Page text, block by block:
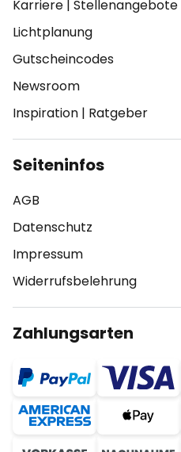
Karriere | Stellenangebote
Lichtplanung
Gutscheincodes
Newsroom
Inspiration | Ratgeber
Seiteninfos
AGB
Datenschutz
Impressum
Widerrufsbelehrung
Zahlungsarten